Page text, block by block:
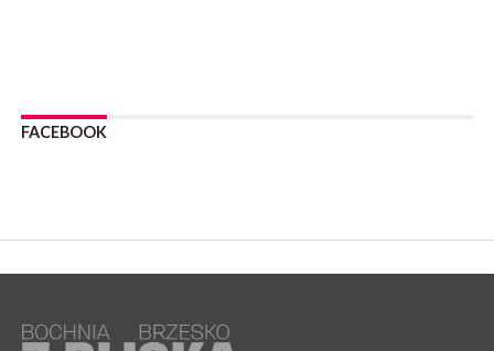
magistratu
WYDARZENIA
FACEBOOK